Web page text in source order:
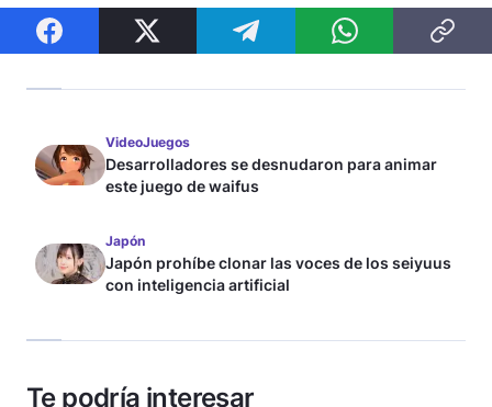
VideoJuegos
Desarrolladores se desnudaron para animar
este juego de waifus
Japón
Japón prohíbe clonar las voces de los seiyuus
con inteligencia artificial
Te podría interesar